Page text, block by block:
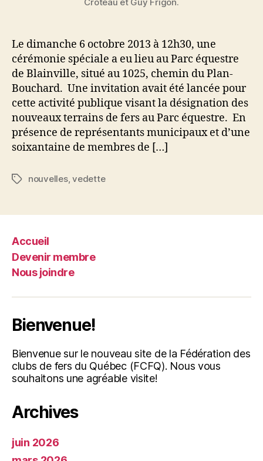
Le dimanche 6 octobre 2013 à 12h30, une
cérémonie spéciale a eu lieu au Parc équestre
de Blainville, situé au 1025, chemin du Plan-
Bouchard. Une invitation avait été lancée pour
cette activité publique visant la désignation des
nouveaux terrains de fers au Parc équestre. En
présence de représentants municipaux et d’une
soixantaine de membres de […]
Étiquettes
nouvelles,vedette
Accueil
Devenir membre
Nous joindre
Bienvenue!
Bienvenue sur le nouveau site de la Fédération des
clubs de fers du Québec (FCFQ). Nous vous
souhaitons une agréable visite!
Archives
juin 2026